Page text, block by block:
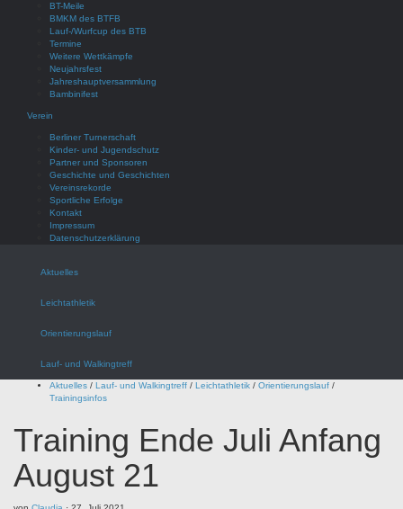
BT-Meile
BMKM des BTFB
Lauf-/Wurfcup des BTB
Termine
Weitere Wettkämpfe
Neujahrsfest
Jahreshauptversammlung
Bambinifest
Verein
Berliner Turnerschaft
Kinder- und Jugendschutz
Partner und Sponsoren
Geschichte und Geschichten
Vereinsrekorde
Sportliche Erfolge
Kontakt
Impressum
Datenschutzerklärung
Aktuelles
Leichtathletik
Orientierungslauf
Lauf- und Walkingtreff
Aktuelles / Lauf- und Walkingtreff / Leichtathletik / Orientierungslauf /
Trainingsinfos
Training Ende Juli Anfang
August 21